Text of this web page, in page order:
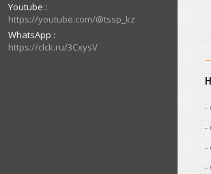
Youtube
https://youtube.com/@tssp_kz
WhatsApp
https://clck.ru/3CxysV